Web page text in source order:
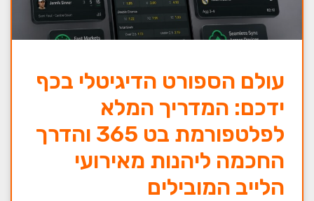
עולם הספורט הדיגיטלי בכף
ידכם: המדריך המלא
לפלטפורמת בט 365 והדרך
החכמה ליהנות מאירועי
הלייב המובילים